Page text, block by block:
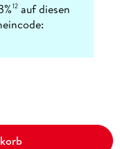
12 auf diesen